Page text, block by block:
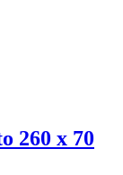
260 x 70